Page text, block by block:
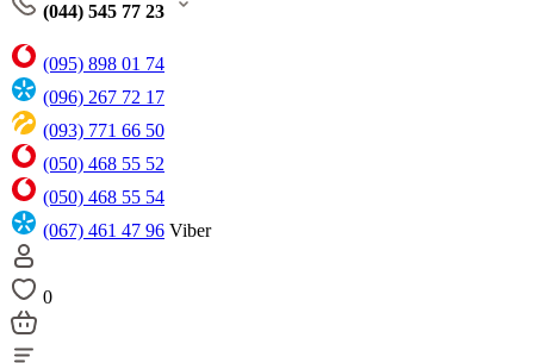
(044) 545 77 23
(095) 898 01 74
(096) 267 72 17
(093) 771 66 50
(050) 468 55 52
(050) 468 55 54
(067) 461 47 96 Viber
0